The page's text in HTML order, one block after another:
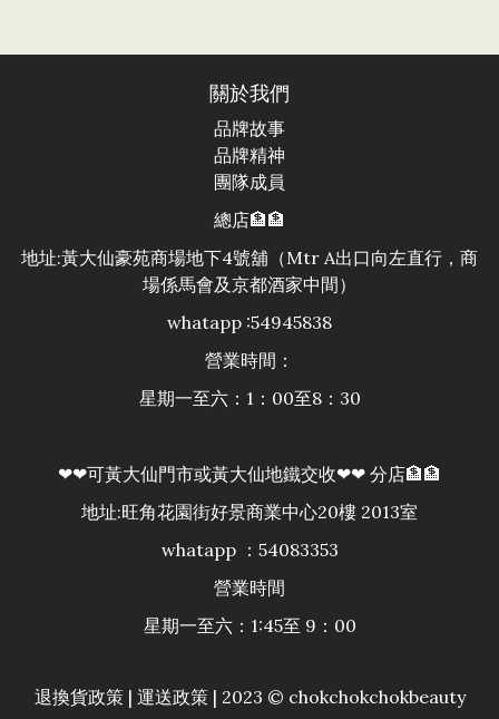
關於我們
品牌故事
品牌精神
團隊成員
總店🏦🏦
地址:黃大仙豪苑商場地下4號舖（Mtr A出口向左直行，商
場係馬會及京都酒家中間）
whatapp :54945838
營業時間：
星期一至六：1：00至8：30
❤❤可黃大仙門市或黃大仙地鐵交收❤❤ 分店🏦🏦
地址:旺角花園街好景商業中心20樓 2013室
whatapp ：54083353
營業時間
星期一至六：1:45至 9：00
退換貨政策| 運送政策| 2023 © chokchokchokbeauty